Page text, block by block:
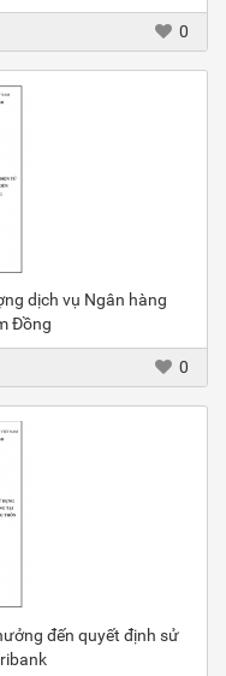
0
dịch vụ Ngân hàng
Đồng
0
đến quyết định sử